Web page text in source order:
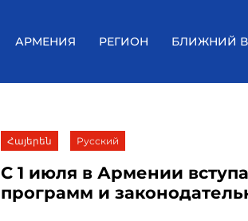
АРМЕНИЯ РЕГИОН БЛИЖНИЙ
Հայերեն Русский
С 1 июля в Армении
программ и